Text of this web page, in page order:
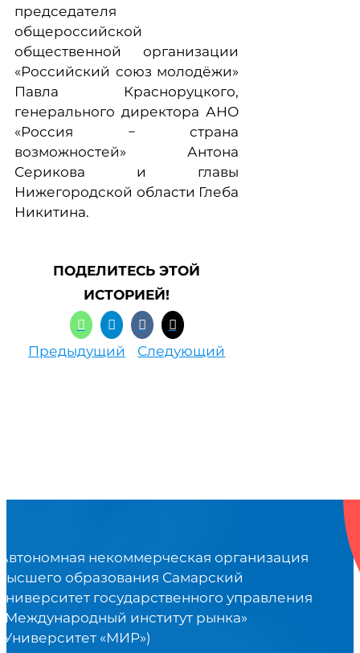
председателя
общероссийской
общественной организации
«Российский союз молодёжи»
Павла Красноруцкого,
генерального директора АНО
«Россия − страна
возможностей» Антона
Серикова и главы
Нижегородской области Глеба
Никитина.
ПОДЕЛИТЕСЬ ЭТОЙ
ИСТОРИЕЙ!
Предыдущий Следующий
некоммерческая организация
образования Самарский
государственного управления
институт рынка»
«МИР»)